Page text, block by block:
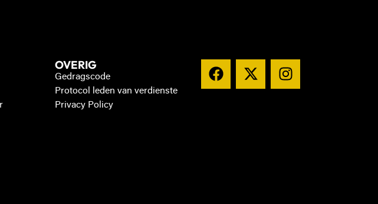
OVERIG
Gedragscode
Protocol leden van verdienste
Privacy Policy